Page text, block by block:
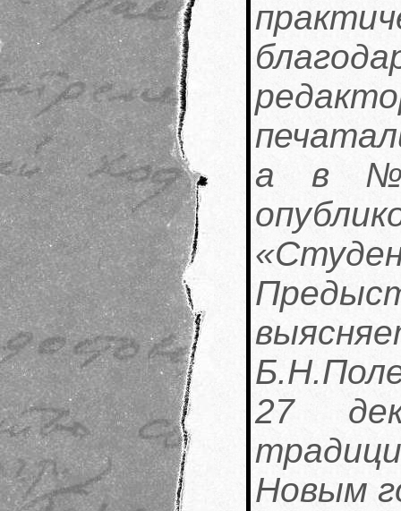
а в
27
Новым